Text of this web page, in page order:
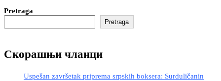
Pretraga
Pretraga
Скорашњи чланци
Uspešan završetak priprema srpskih boksera: Surduličanin